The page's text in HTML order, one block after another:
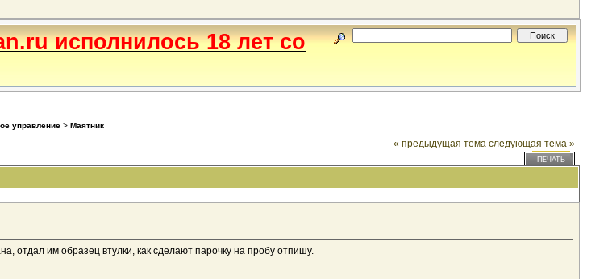
исполнилось 18 лет со
управление > Маятник
« предыдущая тема следующая тема »
ПЕЧАТЬ
отдал им образец втулки, как сделают парочку на пробу отпишу.